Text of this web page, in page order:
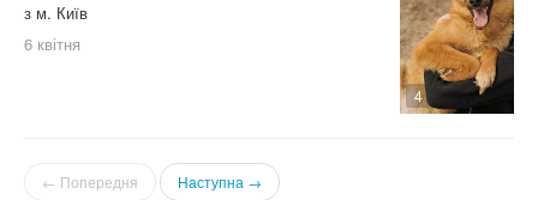
4
з м. Київ
6 квітня
← Попередня Наступна →